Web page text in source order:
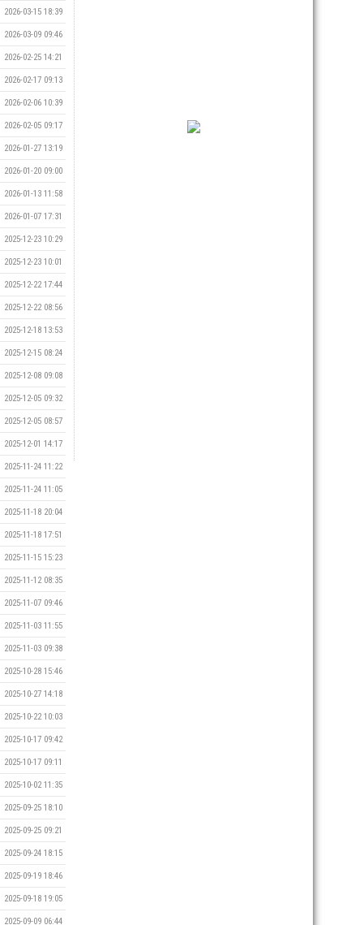
2026-03-15 18:39
2026-03-09 09:46
2026-02-25 14:21
2026-02-17 09:13
2026-02-06 10:39
2026-02-05 09:17
2026-01-27 13:19
2026-01-20 09:00
2026-01-13 11:58
2026-01-07 17:31
2025-12-23 10:29
2025-12-23 10:01
2025-12-22 17:44
2025-12-22 08:56
2025-12-18 13:53
2025-12-15 08:24
2025-12-08 09:08
2025-12-05 09:32
2025-12-05 08:57
2025-12-01 14:17
2025-11-24 11:22
2025-11-24 11:05
2025-11-18 20:04
2025-11-18 17:51
2025-11-15 15:23
2025-11-12 08:35
2025-11-07 09:46
2025-11-03 11:55
2025-11-03 09:38
2025-10-28 15:46
2025-10-27 14:18
2025-10-22 10:03
2025-10-17 09:42
2025-10-17 09:11
2025-10-02 11:35
2025-09-25 18:10
2025-09-25 09:21
2025-09-24 18:15
2025-09-19 18:46
2025-09-18 19:05
2025-09-09 06:44